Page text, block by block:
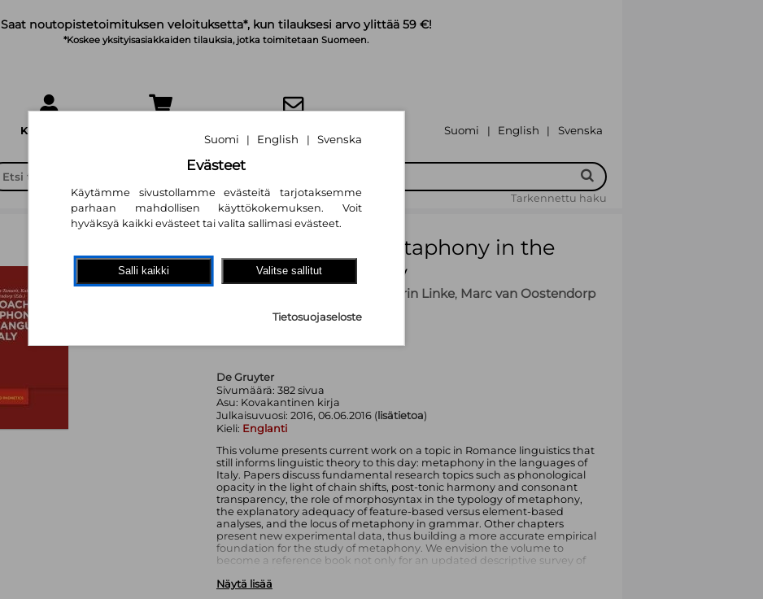
Saat noutopistetoimituksen veloituksetta*, kun tilauksesi arvo ylittää 59 €!
*Koskee yksityisasiakkaiden tilauksia, jotka toimitetaan Suomeen.
KIRJAUDU Suomi | English | Svenska
Tarkennettu haku
Approaches to Metaphony in the
Languages of Italy
Kathrin Linke, Marc van Oostendorp
158,60 €
De Gruyter
Sivumäärä: 382sivua
Asu: Kovakantinen kirja
Julkaisuvuosi: 2016, 06.06.2016 (lisätietoa)
Kieli: Englanti
This volume presents current work on a topic in Romance linguistics that
still informs linguistic theory to this day: metaphony in the languages of
Italy. Papers discuss fundamental research topics such as phonological
opacity in the light of chain shifts, post-tonic harmony and consonant
transparency, the role of morphosyntax in the typology of metaphony,
the explanatory adequacy of feature-based versus element-based
analyses, and the locus of metaphony in grammar. Other chapters
present new experimental data, thus building a more accurate empirical
foundation for the study of metaphony. We envision the volume to
become a reference book not only for an updated descriptive survey of
challenges that metaphony poses for different (morpho)phonological
Näytä lisää
Suomi | English | Svenska
Evästeet
Käytämme sivustollamme evästeitä tarjotaksemme
parhaan mahdollisen käyttökokemuksen. Voit
hyväksyä kaikki evästeet tai valita sallimasi evästeet.
Salli kaikki Valitse sallitut
Tietosuojaseloste